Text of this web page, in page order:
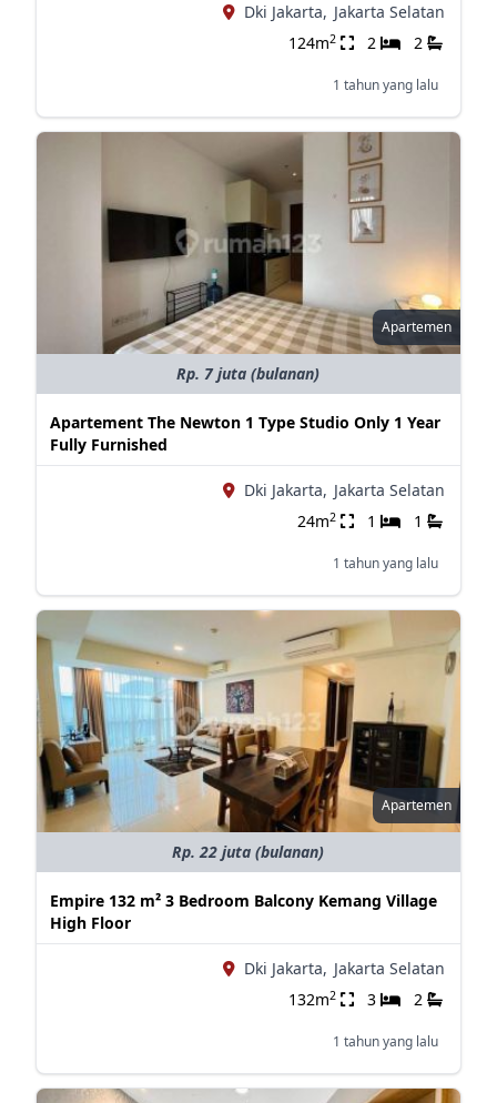
Dki Jakarta, Jakarta Selatan
124m2 2 2
1 tahun yang lalu
Apartemen
Rp. 7 juta (bulanan)
Apartement The Newton 1 Type Studio Only 1 Year
Fully Furnished
Dki Jakarta, Jakarta Selatan
24m2 1 1
1 tahun yang lalu
Apartemen
Rp. 22 juta (bulanan)
Empire 132 m² 3 Bedroom Balcony Kemang Village
High Floor
Dki Jakarta, Jakarta Selatan
132m2 3 2
1 tahun yang lalu